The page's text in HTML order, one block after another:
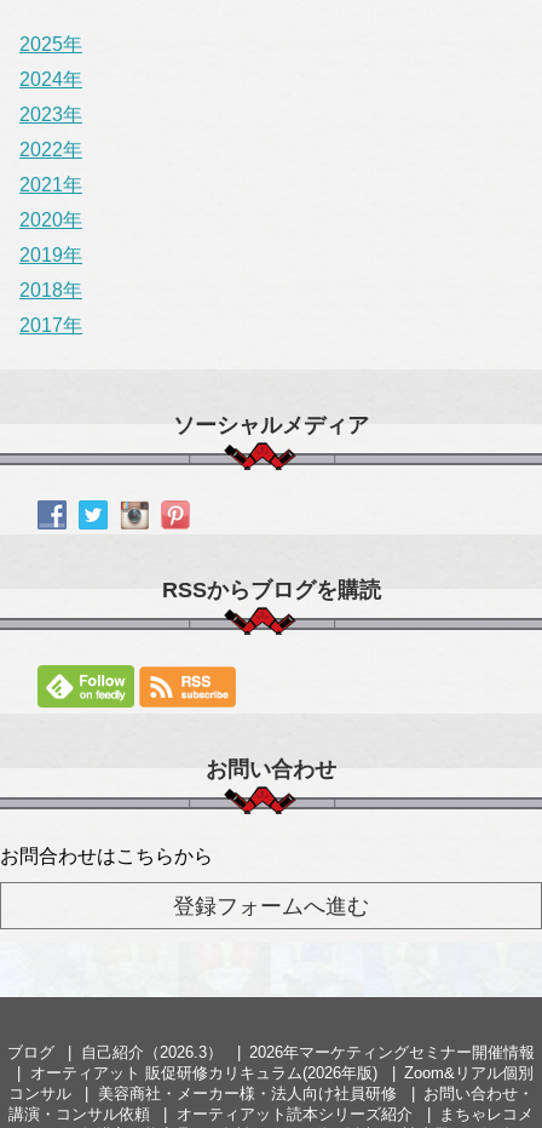
2025年
2024年
2023年
2022年
2021年
2020年
2019年
2018年
2017年
ソーシャルメディア
RSSからブログを購読
お問い合わせ
お問合わせはこちらから
ブログ 自己紹介（2026.3）
2026年マーケティングセミナー開催情報
オーティアット 販促研修カリキュラム(2026年版)
Zoom&リアル個別
コンサル
美容商社・メーカー様・法人向け社員研修
お問い合わせ・
講演・コンサル依頼
オーティアット読本シリーズ紹介
まちゃレコメ